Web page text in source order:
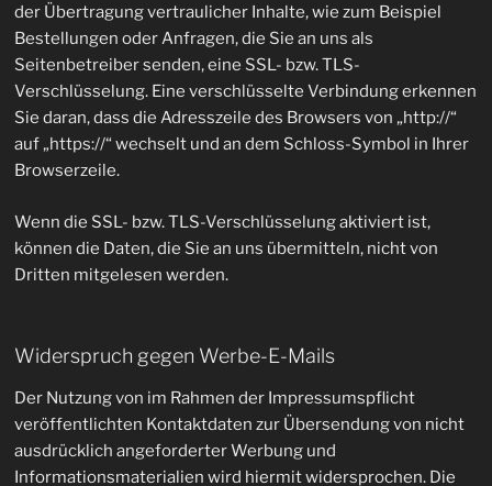
der Übertragung vertraulicher Inhalte, wie zum Beispiel
Bestellungen oder Anfragen, die Sie an uns als
Seitenbetreiber senden, eine SSL- bzw. TLS-
Verschlüsselung. Eine verschlüsselte Verbindung erkennen
Sie daran, dass die Adresszeile des Browsers von „http://“
auf „https://“ wechselt und an dem Schloss-Symbol in Ihrer
Browserzeile.
Wenn die SSL- bzw. TLS-Verschlüsselung aktiviert ist,
können die Daten, die Sie an uns übermitteln, nicht von
Dritten mitgelesen werden.
Widerspruch gegen Werbe-E-Mails
Der Nutzung von im Rahmen der Impressumspflicht
veröffentlichten Kontaktdaten zur Übersendung von nicht
ausdrücklich angeforderter Werbung und
Informationsmaterialien wird hiermit widersprochen. Die